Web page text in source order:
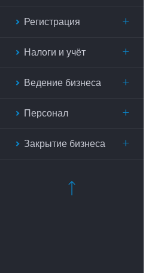
Регистрация
Налоги и учёт
Ведение бизнеса
Персонал
Закрытие бизнеса